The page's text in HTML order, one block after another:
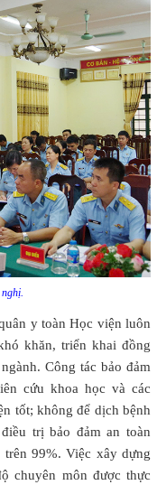
y toàn Học viện luôn
khăn, triển khai đồng
Công tác bảo đảm
cứu khoa học và các
tốt; không để dịch bệnh
trị bảo đảm an toàn
99%. Việc xây dựng
chuyên môn được thực